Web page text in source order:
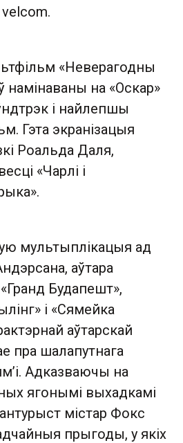
«Неверагодны
намінаваны на «Оскар»
і найлепшы
Гэта экранізацыя
Роальда Даля,
«Чарлі і
мультыплікацыя ад
аўтара
Будапешт»,
і «Сямейка
аўтарскай
пра шалапутнага
Адказваючы на
ягонымі выхадкамі
містар Фокс
прыгоды, у якіх